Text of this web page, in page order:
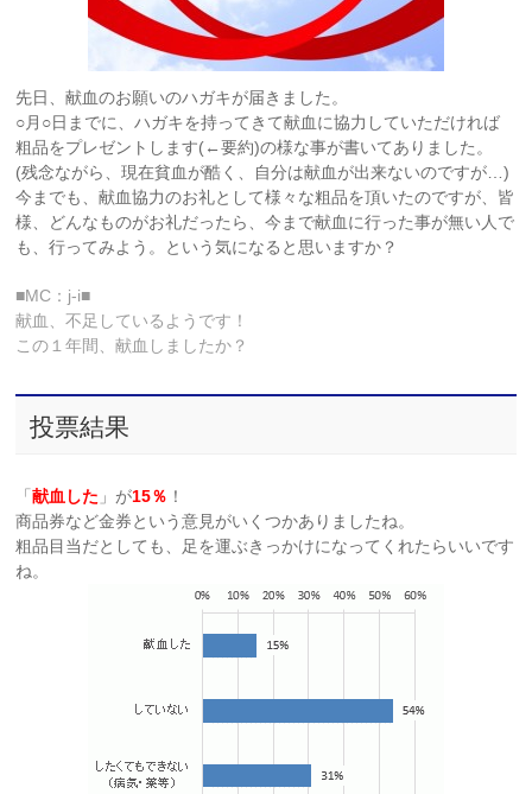
先日、献血のお願いのハガキが届きました。
○月○日までに、ハガキを持ってきて献血に協力していただければ
粗品をプレゼントします(←要約)の様な事が書いてありました。
(残念ながら、現在貧血が酷く、自分は献血が出来ないのですが…)
今までも、献血協力のお礼として様々な粗品を頂いたのですが、皆
様、どんなものがお礼だったら、今まで献血に行った事が無い人で
も、行ってみよう。という気になると思いますか？
■MC：j-i■
献血、不足しているようです！
この１年間、献血しましたか？
投票結果
「献血した 」が15％ ！
商品券など金券という意見がいくつかありましたね。
粗品目当だとしても、足を運ぶきっかけになってくれたらいいです
ね。